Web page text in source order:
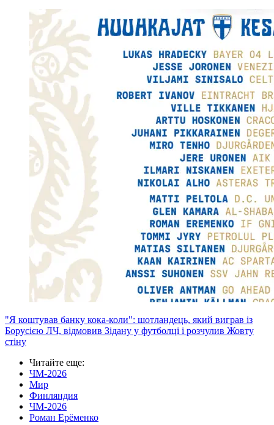
"Я коштував банку кока-коли": шотландець, який виграв із
Борусією ЛЧ, відмовив Зідану у футболці і розчулив Жовту
стіну
Читайте еще:
ЧМ-2026
Мир
Финляндия
ЧМ-2026
Роман Ерёменко